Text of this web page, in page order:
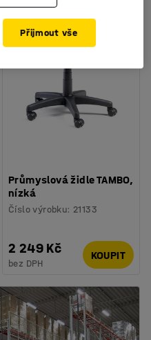
Průmyslová židle TAMBO,
nízká
Číslo výrobku: 21133
2 249 Kč
bez DPH
KOUPIT
Přijmout vše